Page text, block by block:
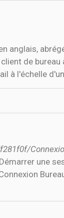
anglais,
de bureau
à l'échelle
une